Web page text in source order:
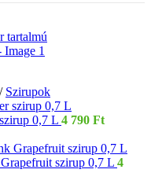
/ Szirupok
0,7 L 4 790 Ft
szirup 0,7 L 4